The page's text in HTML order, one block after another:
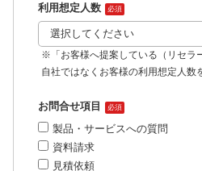
利用想定人数 必須
※「お客様へ提案している（リセラ
自社ではなくお客様の利用想定人数
お問合せ項目 必須
製品・サービスへの質問
資料請求
見積依頼